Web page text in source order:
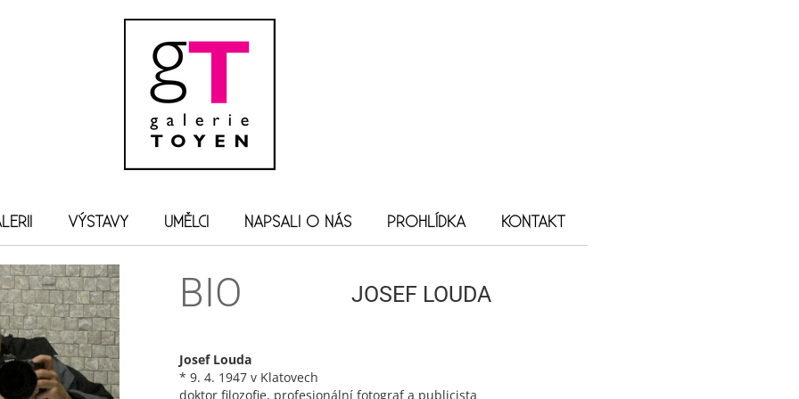
VÝSTAVY UMĚLCI NAPSALI O NÁS PROHLÍDKA KONTAKT
JOSEF LOUDA
BIO
Josef Louda
* 9. 4. 1947 v Klatovech
doktor filozofie, profesionální fotograf a publicista